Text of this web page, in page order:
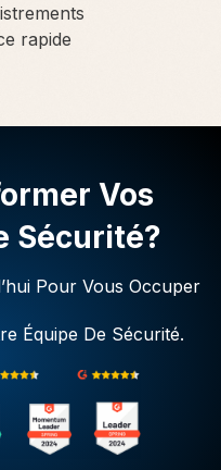
rapide
Vos
Sécurité?
Pour Vous Occuper
Équipe De Sécurité.